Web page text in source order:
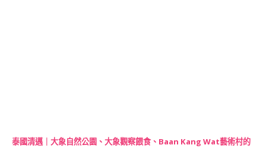
泰國清邁｜大象自然公園、大象觀察餵食、Baan Kang Wat藝術村的